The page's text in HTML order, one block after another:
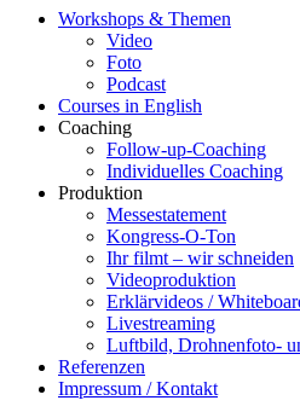
Workshops & Themen
Video
Foto
Podcast
Courses in English
Coaching
Follow-up-Coaching
Individuelles Coaching
Produktion
Messestatement
Kongress-O-Ton
Ihr filmt – wir schneiden
Videoproduktion
Erklärvideos /
Livestreaming
Luftbild, Drohnenfoto-
Referenzen
Impressum / Kontakt